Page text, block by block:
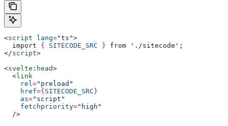
<script lang="ts">
  import
{ SITECODE_SRC } from './sitecode';
</script>
<svelte : head>
  <
link
    rel
="preload"
    href
={ SITECODE_SRC }
    as
="script"
    fetchpriority
="high"
  />